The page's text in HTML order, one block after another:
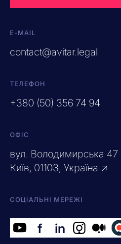
E-MAIL
contact@avitar.legal
ТЕЛЕФОН
+380 (50) 356 74 94
ОФІС
вул. Володимирська 47
Київ, 01103, Україна ↗
СОЦІАЛЬНІ МЕРЕЖІ
f in . . .